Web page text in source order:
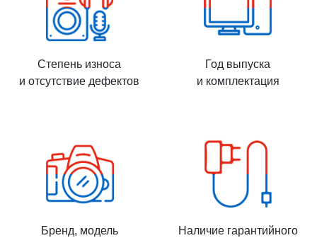
Степень износа
и отсутствие дефектов
Год выпуска
и комплектация
Бренд, модель
Наличие гарантийного